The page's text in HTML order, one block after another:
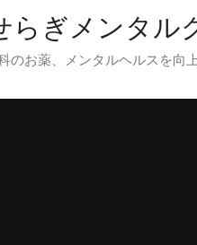
らぎメンタル
のお薬、メンタルヘルスを向